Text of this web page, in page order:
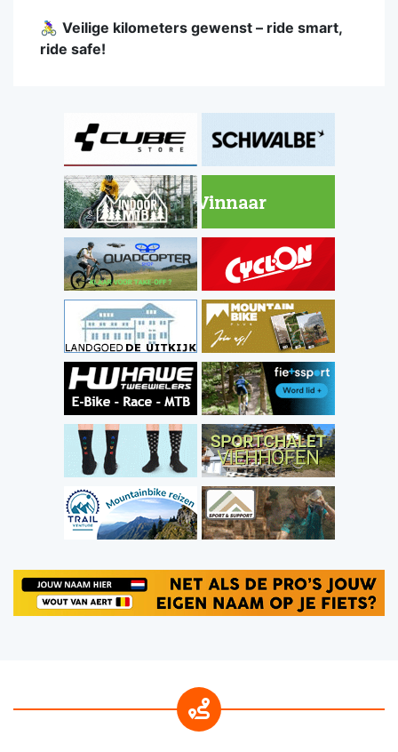
🚴‍♀️ Veilige kilometers gewenst – ride smart,
ride safe!